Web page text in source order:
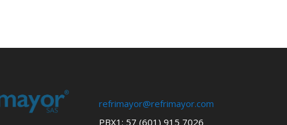
refrimayor@refrimayor.com
PBX1: 57 (601) 915 7026